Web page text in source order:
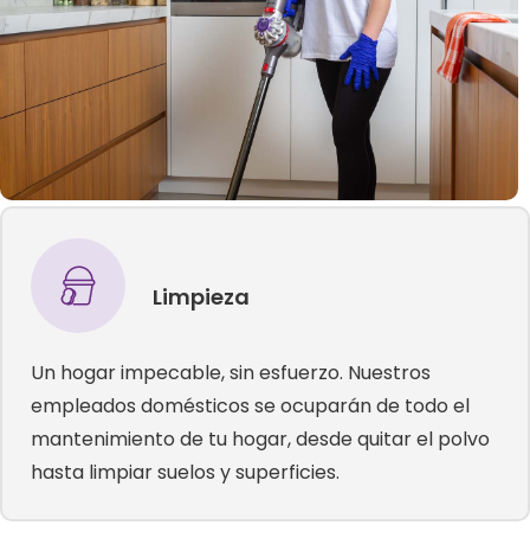
Limpieza
Un hogar impecable, sin esfuerzo. Nuestros
empleados domésticos se ocuparán de todo el
mantenimiento de tu hogar, desde quitar el polvo
hasta limpiar suelos y superficies.